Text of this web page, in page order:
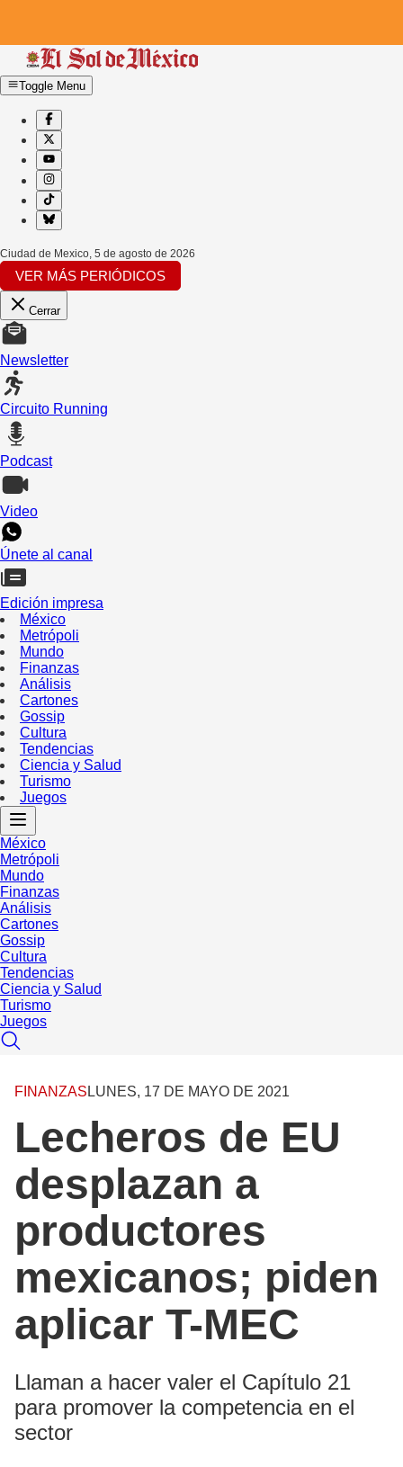
Toggle Menu
Ciudad de Mexico, 5 de agosto de 2026
VER MÁS PERIÓDICOS
Cerrar
Newsletter
Circuito Running
Podcast
Video
Únete al canal
Edición impresa
México
Metrópoli
Mundo
Finanzas
Análisis
Cartones
Gossip
Cultura
Tendencias
Ciencia y Salud
Turismo
Juegos
México
Metrópoli
Mundo
Finanzas
Análisis
Cartones
Gossip
Cultura
Tendencias
Ciencia y Salud
Turismo
Juegos
FINANZAS LUNES, 17 DE MAYO DE 2021
Lecheros de EU
desplazan a
productores
mexicanos; piden
aplicar T-MEC
Llaman a hacer valer el Capítulo 21
para promover la competencia en el
sector